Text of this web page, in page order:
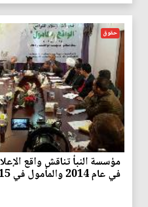
حقوق
مؤسسة النبأ تناقش واقع
في عام 2014 والمأمول في 2015